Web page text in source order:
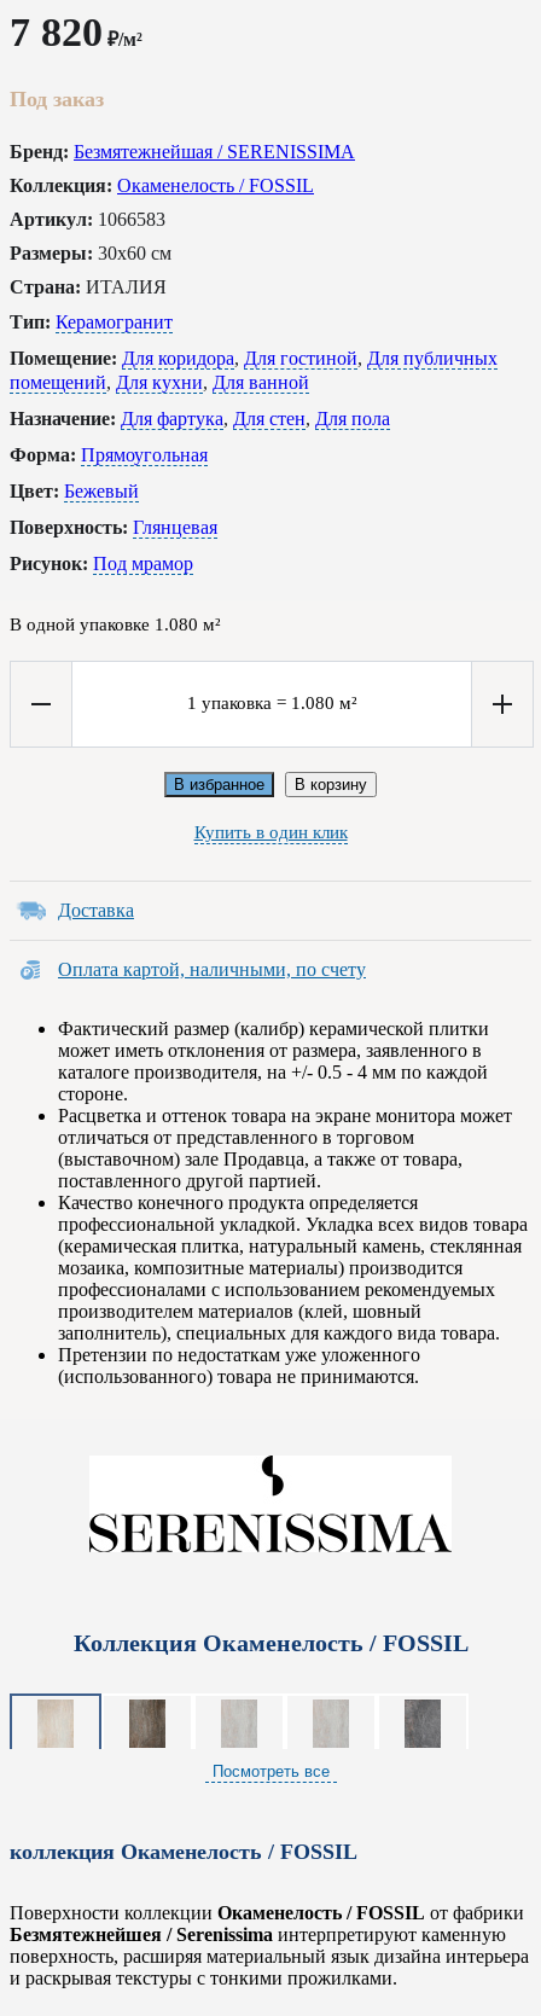
7 820 ₽/м²
Под заказ
Бренд: Безмятежнейшая / SERENISSIMA
Коллекция: Окаменелость / FOSSIL
Артикул: 1066583
Размеры: 30x60 см
Страна: ИТАЛИЯ
Тип: Керамогранит
Помещение: Для коридора, Для гостиной, Для публичных
помещений, Для кухни, Для ванной
Назначение: Для фартука, Для стен, Для пола
Форма: Прямоугольная
Цвет: Бежевый
Поверхность: Глянцевая
Рисунок: Под мрамор
В одной упаковке 1.080 м²
1 упаковка = 1.080 м²
В избранное В корзину
Купить в один клик
Доставка
Оплата картой, наличными, по счету
Фактический размер (калибр) керамической плитки
может иметь отклонения от размера, заявленного в
каталоге производителя, на +/- 0.5 - 4 мм по каждой
стороне.
Расцветка и оттенок товара на экране монитора может
отличаться от представленного в торговом
(выставочном) зале Продавца, а также от товара,
поставленного другой партией.
Качество конечного продукта определяется
профессиональной укладкой. Укладка всех видов товара
(керамическая плитка, натуральный камень, стеклянная
мозаика, композитные материалы) производится
профессионалами с использованием рекомендуемых
производителем материалов (клей, шовный
заполнитель), специальных для каждого вида товара.
Претензии по недостаткам уже уложенного
(использованного) товара не принимаются.
Коллекция Окаменелость / FOSSIL
Посмотреть все
коллекция Окаменелость / FOSSIL
Поверхности коллекции Окаменелость / FOSSIL от фабрики
Безмятежнейшея / Serenissima интерпретируют каменную
поверхность, расширяя материальный язык дизайна интерьера
и раскрывая текстуры с тонкими прожилками.